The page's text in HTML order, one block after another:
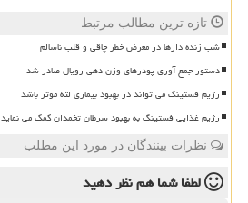
تازه ترین مطالب مرتبط
شب زنده دارها در معرض خطر چاقی و قلب ناسالم
دستور جمع آوری پودرهای وزن دهی رویال صادر شد
رژیم فستینگ می تواند در بهبود بیماری لثه موثر باشد
رژیم غذایی فستینگ به بهبود سرطان تخمدان کمک می نماید
نظرات بینندگان در مورد این مطلب
لطفا شما همنظر دهید